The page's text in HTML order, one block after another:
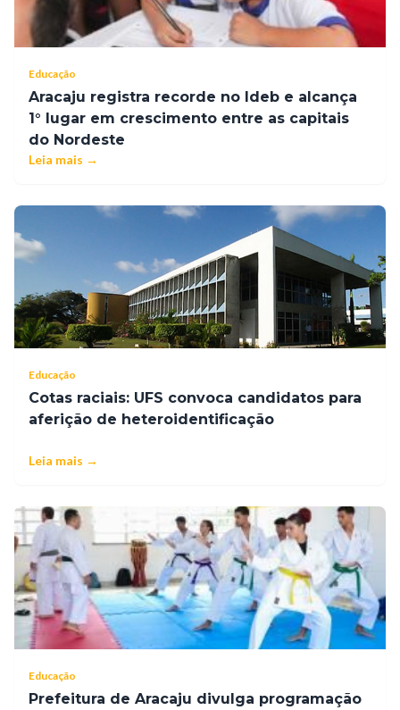
Educação
Aracaju registra recorde no Ideb e alcança
1° lugar em crescimento entre as capitais
do Nordeste
Leia mais →
Educação
Cotas raciais: UFS convoca candidatos para
aferição de heteroidentificação
Leia mais →
Educação
Prefeitura de Aracaju divulga programação